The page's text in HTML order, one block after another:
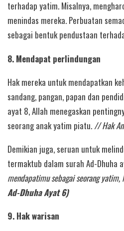
terhadap yatim. Misalnya,
menindas mereka. Perbuatan
sebagai bentuk pendustaan
8. Mendapat perlindungan
Hak mereka untuk mendapatkan
sandang, pangan, papan dan
ayat 8, Allah menegaskan
seorang anak yatim piatu. // Hak
Demikian juga, seruan untuk
termaktub dalam surah Ad-Dhuha
mendapatimu sebagai seorang
Ad-Dhuha Ayat 6)
9. Hak warisan